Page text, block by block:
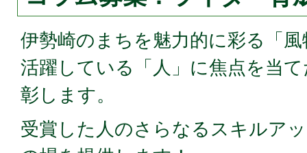
伊勢崎のまちを魅力的に彩る「
活躍している「人」に焦点を当
彰します。
受賞した人のさらなるスキルア